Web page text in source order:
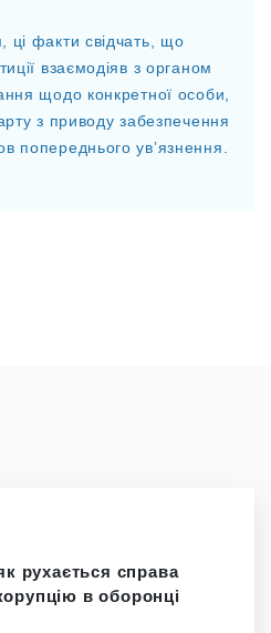
факти свідчать, що
взаємодіяв з органом
щодо конкретної особи,
з приводу забезпечення
попереднього увʼязнення.
рухається справа
в оборонці